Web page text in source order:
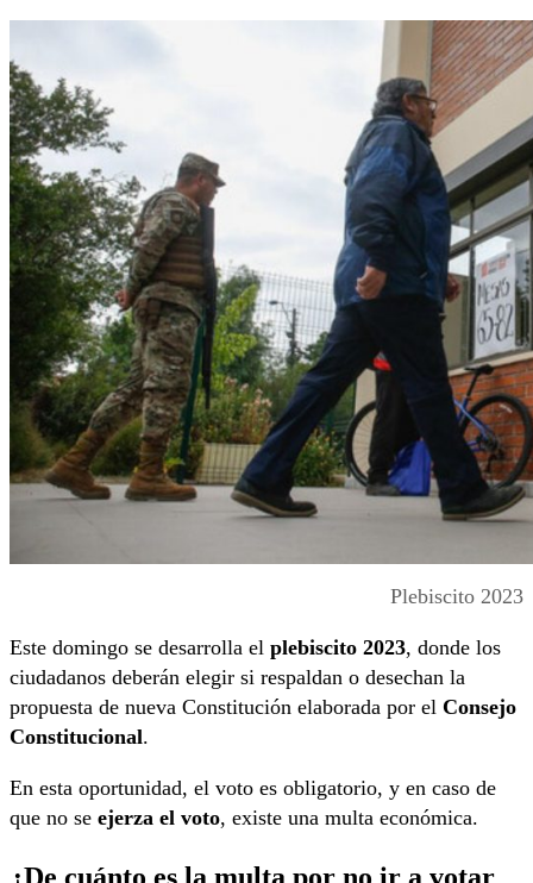
Plebiscito 2023
Este domingo se desarrolla el plebiscito 2023, donde los
ciudadanos deberán elegir si respaldan o desechan la
propuesta de nueva Constitución elaborada por el Consejo
Constitucional.
En esta oportunidad, el voto es obligatorio, y en caso de
que no se ejerza el voto, existe una multa económica.
¿De cuánto es la multa por no ir a votar